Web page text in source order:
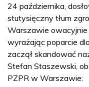
24 października,
stutysięczny tłum
Warszawie owacyjnie
wyrażając poparcie
zaczął skandować
Stefan Staszewski,
PZPR w Warszawie: